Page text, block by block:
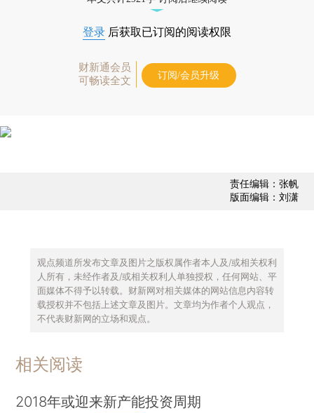
登录 后获取已订阅的阅读权限
财新通会员
可畅读全文
订阅/会员升级
责任编辑：张帆
版面编辑：刘潇
观点频道所发布文章及图片之版权属作者本人及/或相关权利
人所有，未经作者及/或相关权利人单独授权，任何网站、平
面媒体不得予以转载。财新网对相关媒体的网站信息内容转
载授权并不包括上述文章及图片。文章均为作者个人观点，
不代表财新网的立场和观点。
相关阅读
2018年或迎来新产能投资周期